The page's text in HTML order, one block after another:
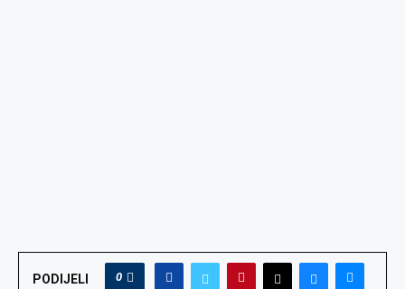
PODIJELI 0